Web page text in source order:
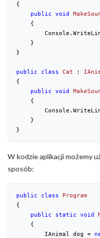
{
public void
{
    }
}
public class Cat :
{
public void
{
    }
}
W kodzie aplikacji możemy
sposób:
public class
Program
{
public
static void
{
        IAnimal dog =